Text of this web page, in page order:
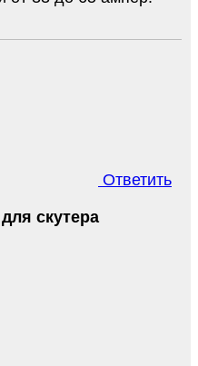
Ответить
скутера